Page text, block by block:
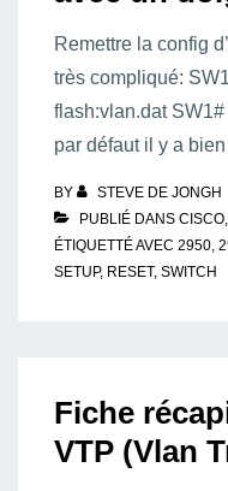
Remettre la config
très compliqué:
flash:vlan.dat
par défaut il y a
BY STEVE DE JONGH
PUBLIÉ DANS CISCO
ÉTIQUETTÉ AVEC 2950
SETUP, RESET, SWITCH
Fiche
VTP (Vlan